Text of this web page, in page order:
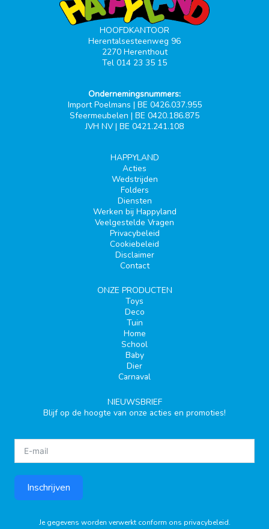
HOOFDKANTOOR
Herentalsesteenweg 96
2270 Herenthout
Tel 014 23 35 15
Ondernemingsnummers:
Import Poelmans | BE 0426.037.955
Sfeermeubelen | BE 0420.186.875
JVH NV | BE 0421.241.108
HAPPYLAND
Acties
Wedstrijden
Folders
Diensten
Werken bij Happyland
Veelgestelde Vragen
Privacybeleid
Cookiebeleid
Disclaimer
Contact
ONZE PRODUCTEN
Toys
Deco
Tuin
Home
School
Baby
Dier
Carnaval
NIEUWSBRIEF
Blijf op de hoogte van onze acties en promoties!
Inschrijven
Je gegevens worden verwerkt conform ons privacybeleid.